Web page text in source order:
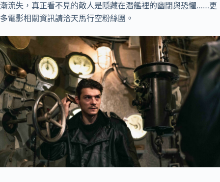
漸流失，真正看不見的敵人是隱藏在潛艦裡的幽閉與恐懼……更
多電影相關資訊請洽天馬行空粉絲團。